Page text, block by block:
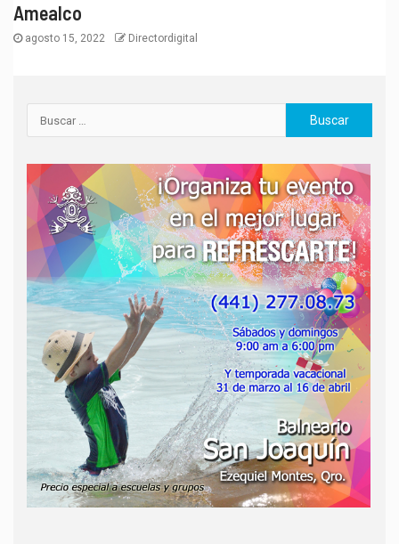
Amealco
agosto 15, 2022 Directordigital